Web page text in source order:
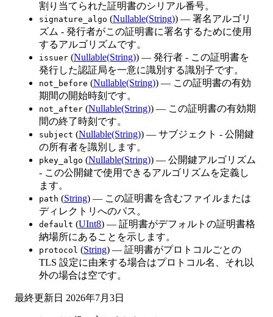
割り当てられた証明書のシリアル番号。
signature_algo (Nullable(String)) — 署名アルゴリ
ズム - 発行者がこの証明書に署名するために使用
するアルゴリズムです。
issuer (Nullable(String)) — 発行者 - この証明書を
発行した認証局を一意に識別する識別子です。
not_before (Nullable(String)) — この証明書の有効
期間の開始時刻です。
not_after (Nullable(String)) — この証明書の有効期
間の終了時刻です。
subject (Nullable(String)) — サブジェクト - 公開鍵
の所有者を識別します。
pkey_algo (Nullable(String)) — 公開鍵アルゴリズム
- この公開鍵で使用できるアルゴリズムを定義し
ます。
path (String) — この証明書を含むファイルまたは
ディレクトリへのパス。
default (UInt8) — 証明書がデフォルトの証明書格
納場所にあることを示します。
protocol (String) — 証明書がプロトコルごとの
TLS 設定に由来する場合はプロトコル名、それ以
外の場合は空です。
最終更新日 2026年7月3日